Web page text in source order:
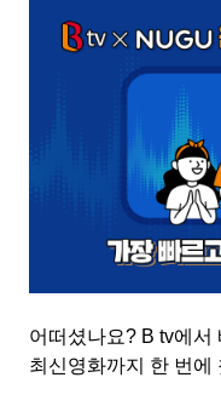
어떠셨나요? B tv에서
최신영화까지 한 번에